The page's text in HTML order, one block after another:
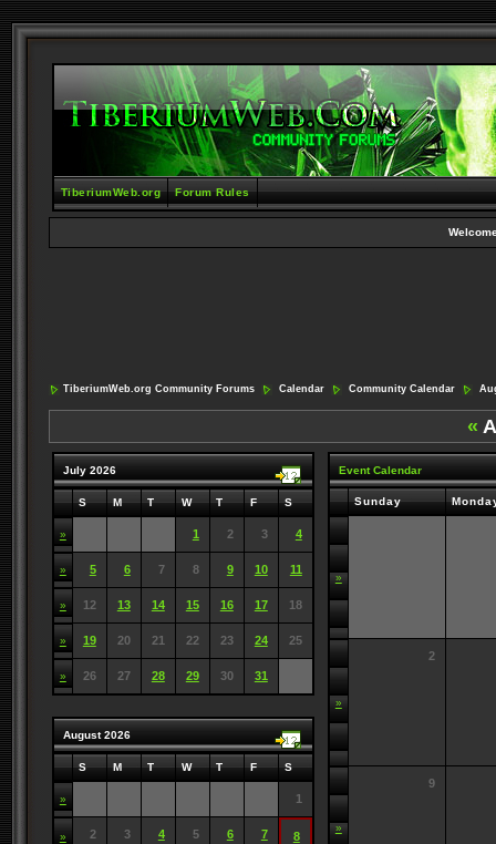
TiberiumWeb.org Forum Rules
TiberiumWeb.org Community Forums Calendar Community Calendar
«
July 2026
S M T W T F S
» 1 2 3 4
» 5 6 7 8 9 10 11
» 12 13 14 15 16 17 18
» 19 20 21 22 23 24 25
» 26 27 28 29 30 31
August 2026
S M T W T F S
» 1
» 2 3 4 5 6 7 8
Event Calendar
Sunday
»
»
2
»
9